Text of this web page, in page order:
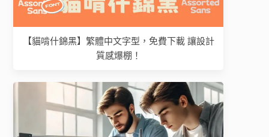
【貓啃什錦黑】繁體中文字型，免費下載 讓設計
質感爆棚！